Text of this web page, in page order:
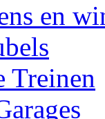
en
Treinen